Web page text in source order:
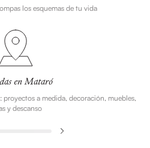
los esquemas de tu vida
en Mataró
proyectos a medida, decoración, muebles,
y descanso